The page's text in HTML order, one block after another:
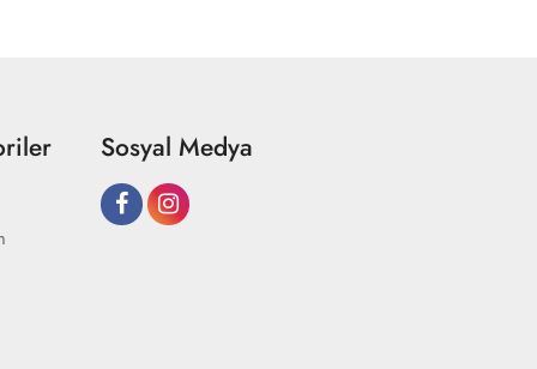
Sosyal Medya